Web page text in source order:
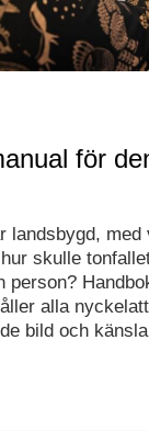
för
landsbygd,
skulle
person?
alla
bild och